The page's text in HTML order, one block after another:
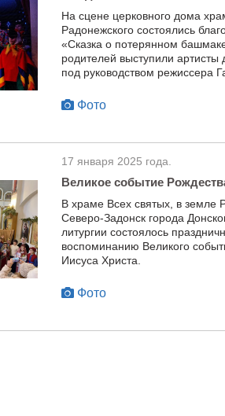
На сцене церковного дома
Радонежского состоялись
«Сказка о потерянном
родителей выступили артисты
под руководством режиссера
Фото
17 января 2025 года.
Великое событие
В храме Всех святых, в земле
Северо-Задонск города
литургии состоялось
воспоминанию Великого
Иисуса Христа.
Фото